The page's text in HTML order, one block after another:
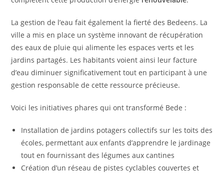
La gestion de l’eau fait également la fierté des Bedeens. La
ville a mis en place un système innovant de récupération
des eaux de pluie qui alimente les espaces verts et les
jardins partagés. Les habitants voient ainsi leur facture
d’eau diminuer significativement tout en participant à une
gestion responsable de cette ressource précieuse.
Voici les initiatives phares qui ont transformé Bede :
Installation de jardins potagers collectifs sur les toits des
écoles, permettant aux enfants d’apprendre le jardinage
tout en fournissant des légumes aux cantines
Création d’un réseau de pistes cyclables couvertes et